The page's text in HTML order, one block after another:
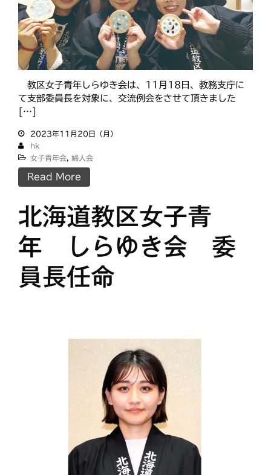
教区女子青年しらゆき会は、11月18日、教務支庁に
て支部委員長を対象に、交流例会をさせて頂きました
[…]
2023年11月20日（月）
hk
女子青年会
婦人会
Read More
北海道教区女子青
年 しらゆき会 委
員長任命